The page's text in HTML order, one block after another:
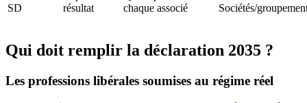
SD
résultat
chaque associé
Sociétés/
Qui doit remplir la déclaration 2035 ?
Les professions libérales soumises au régime réel